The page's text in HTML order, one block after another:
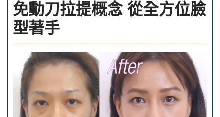
免動刀拉提概念 從全方位臉
型著手